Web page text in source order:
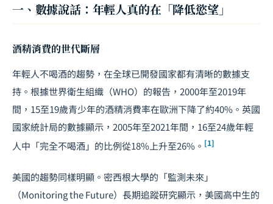
一、數據說話：年輕人真的在「降低慾望」
酒精消費的世代斷層
年輕人不喝酒的趨勢，在全球已開發國家都有清晰的數據支
持。根據世界衛生組織（WHO）的報告，2000年至2019年
間，15至19歲青少年的酒精消費率在歐洲下降了約40%。英國
國家統計局的數據顯示，2005年至2021年間，16至24歲年輕
人中「完全不喝酒」的比例從18%上升至26%。 [1]
美國的趨勢同樣明顯。密西根大學的「監測未來」
（Monitoring the Future）長期追蹤研究顯示，美國高中生的